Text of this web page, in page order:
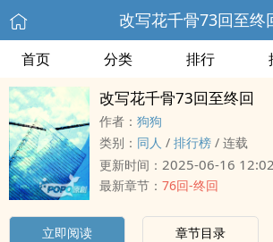
改写花千骨73回至终
首页 分类 排行
改写花千骨73回至终回
作者： 狗狗
类别： ‎同‍人‌‎‎ / 排行榜 / 连载
更新时间： 2025-06-16
最新章节： 76回-终回
立即阅读 章节目录